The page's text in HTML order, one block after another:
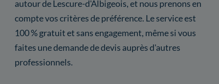
autour de Lescure-d'Albigeois, et nous prenons en
compte vos critères de préférence. Le service est
100 % gratuit et sans engagement, même si vous
faites une demande de devis auprès d'autres
professionnels.